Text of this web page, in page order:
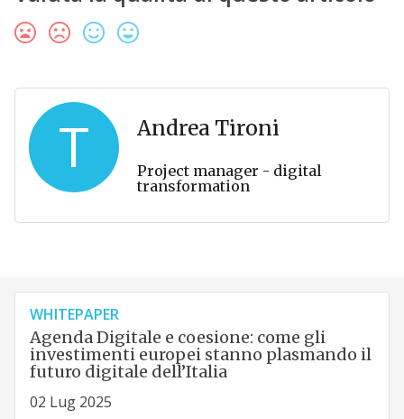
T Andrea Tironi
Project manager - digital
transformation
WHITEPAPER
Agenda Digitale e coesione: come gli
investimenti europei stanno plasmando il
futuro digitale dell’Italia
02 Lug 2025